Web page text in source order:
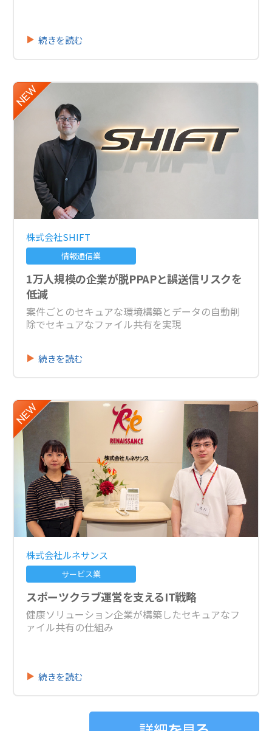
続きを読む
株式会社SHIFT
情報通信業
1万人規模の企業が脱PPAPと誤送信リスクを
低減
案件ごとのセキュアな環境構築とデータの自動削
除でセキュアなファイル共有を実現
続きを読む
株式会社ルネサンス
サービス業
スポーツクラブ運営を支えるIT戦略
健康ソリューション企業が構築したセキュアなフ
ァイル共有の仕組み
続きを読む